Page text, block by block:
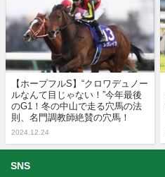
【ホープフルS】“クロワデュノー
ルなんて目じゃない！”今年最後
のG1！冬の中山で走る穴馬の法
則、名門調教師絶賛の穴馬！
2024.12.24
SNS